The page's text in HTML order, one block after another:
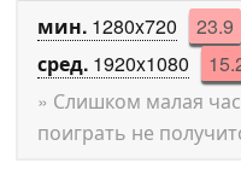
мин. 1280x720 23.9
сред. 1920x1080
» Слишком малая
поиграть не